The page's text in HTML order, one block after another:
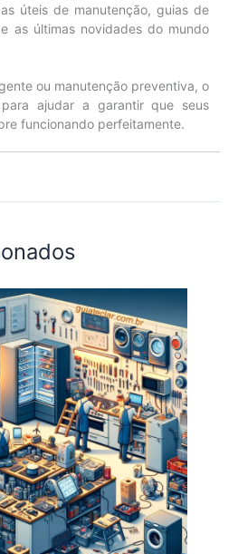
úteis de manutenção, guias de
as últimas novidades do mundo
ou manutenção preventiva, o
para ajudar a garantir que seus
funcionando perfeitamente.